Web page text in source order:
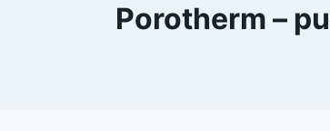
Porotherm –